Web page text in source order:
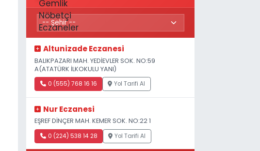
Altunizade Eczanesi
BALIKPAZARI MAH. YEDİEVLER SOK. NO:59
A(ATATÜRK İLKOKULU YANI)
0 (555) 768 16 16 Yol Tarifi Al
Nur Eczanesi
EŞREF DİNÇER MAH. KEMER SOK. NO:22 1
0 (224) 538 14 28 Yol Tarifi Al